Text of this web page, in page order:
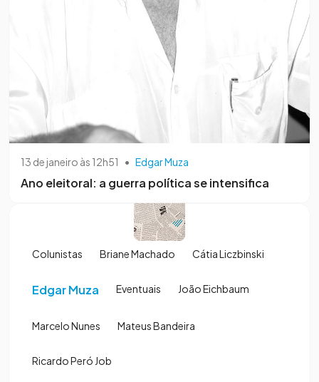
13 de janeiro às 12h51 • Edgar Muza
Ano eleitoral: a guerra política se intensifica
Colunistas Briane Machado Cátia Liczbinski
Edgar Muza Eventuais João Eichbaum
Marcelo Nunes Mateus Bandeira
Ricardo Peró Job